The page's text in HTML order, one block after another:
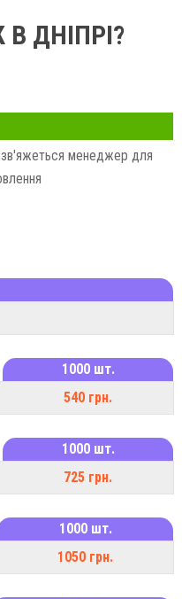
ДНІПРІ?
Важливою є і партія
свою заявку на сайті та
зв'яжеться менеджер для
1000 шт.
540 грн.
1000 шт.
725 грн.
1000 шт.
1050 грн.